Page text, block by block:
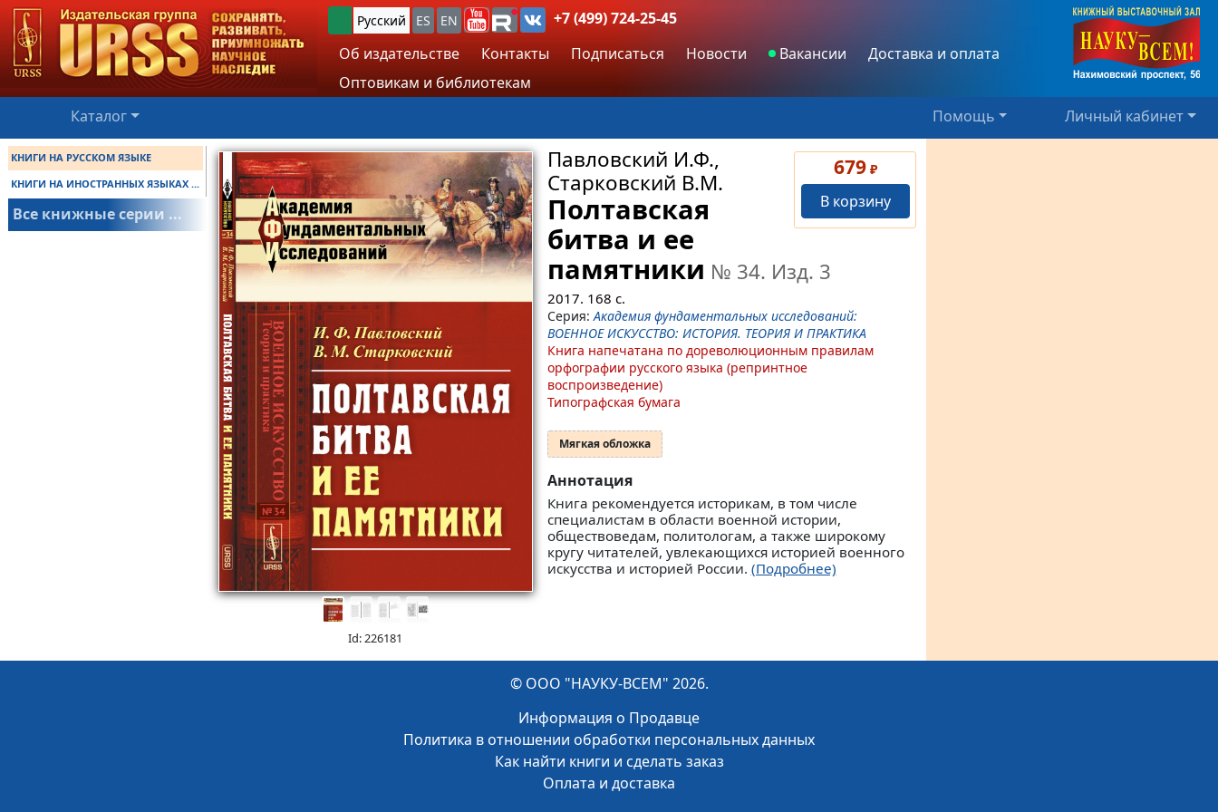
Русский ES EN
+7 (499) 724-25-45
Об издательстве
Контакты Подписаться Новости Вакансии
Доставка и оплата
Оптовикам и библиотекам
Каталог
Помощь Личный кабинет
КНИГИ НА РУССКОМ ЯЗЫКЕ
КНИГИ НА ИНОСТРАННЫХ ЯЗЫКАХ ...
Все книжные серии ...
Id: 226181
679₽
В корзину
Павловский И.Ф.,
Старковский В.М.
Полтавская
битва и ее
памятники № 34. Изд. 3
2017. 168 с.
Серия:Академия фундаментальных исследований:
ВОЕННОЕ ИСКУССТВО: ИСТОРИЯ. ТЕОРИЯ И ПРАКТИКА
Книга напечатана по дореволюционным правилам
орфографии русского языка (репринтное
воспроизведение)
Типографская бумага
Мягкая обложка
Аннотация
Книга рекомендуется историкам, в том числе
специалистам в области военной истории,
обществоведам, политологам, а также широкому
кругу читателей, увлекающихся историей военного
искусства и историей России. (Подробнее)
© ООО "НАУКУ-ВСЕМ" 2026.
Информация о Продавце
Политика в отношении обработки персональных данных
Как найти книги и сделать заказ
Оплата и доставка